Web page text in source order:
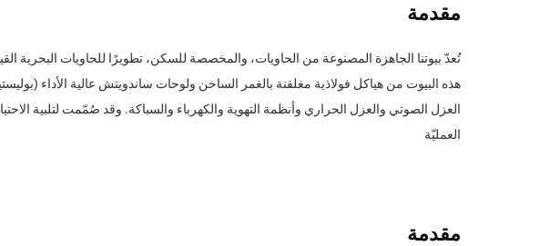
مقدمة
تُعدّ بيوتنا الجاهزة المصنوعة من الحاويات، والمخصصة للسكن، تطويرًا للحاويات
هذه البيوت من هياكل فولاذية مغلفنة بالغمر الساخن ولوحات ساندويتش عالية الأداء
العزل الصوتي والعزل الحراري وأنظمة التهوية والكهرباء والسباكة. وقد صُمّمت لتلبية
العمليّة
مقدمة